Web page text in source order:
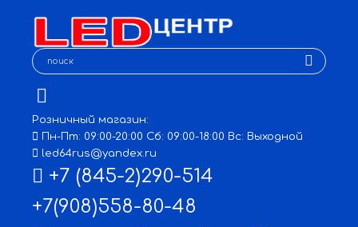
Розничный магазин:
Пн-Пт: 09:00-20:00 Сб: 09:00-18:00 Вс: Выходной
led64rus@yandex.ru
+7 (845-2)290-514
+7(908)558-80-48